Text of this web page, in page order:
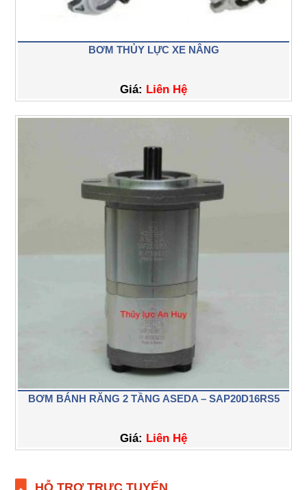
BƠM THỦY LỰC XE NÂNG
Giá: Liên Hệ
BƠM BÁNH RĂNG 2 TẦNG ASEDA – SAP20D16RS5
Giá: Liên Hệ
HỖ TRỢ TRỰC TUYẾN